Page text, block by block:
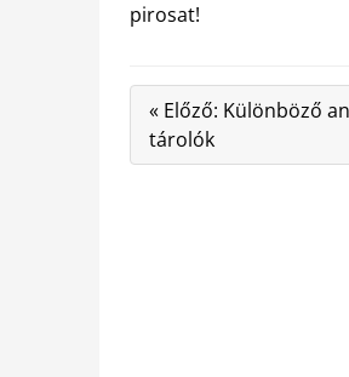
pirosat!
« Előző: Különböző
tárolók